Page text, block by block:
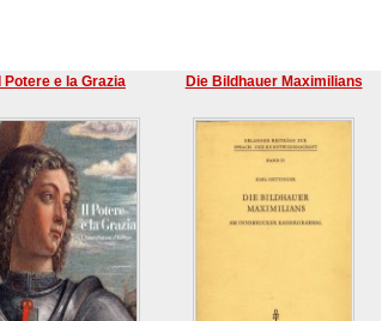
Il Potere e la Grazia Die Bildhauer Maximilians